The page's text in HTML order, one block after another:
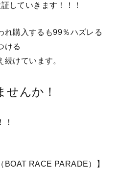
していきます！！！
れ購入するも99％ハズレる
ける
続けています。
せんか！
！
BOAT RACE PARADE）】